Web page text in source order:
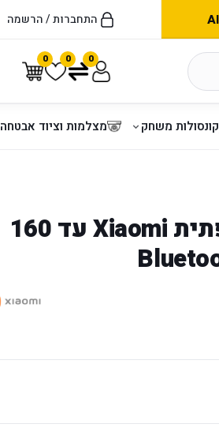
התחברות / הרשמה
0 0 0
קונסולות משחק מצלמות וציוד אבטחה
חצובת סלפי רצפתית Xiaomi עד 160